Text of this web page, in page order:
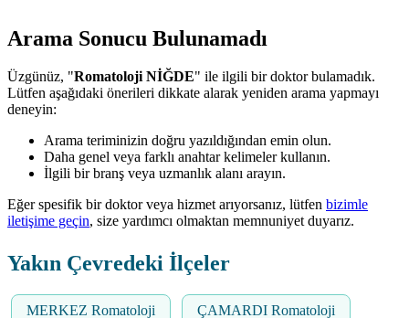
Arama Sonucu Bulunamadı
Üzgünüz, "Romatoloji NİĞDE" ile ilgili bir doktor bulamadık.
Lütfen aşağıdaki önerileri dikkate alarak yeniden arama yapmayı
deneyin:
Arama teriminizin doğru yazıldığından emin olun.
Daha genel veya farklı anahtar kelimeler kullanın.
İlgili bir branş veya uzmanlık alanı arayın.
Eğer spesifik bir doktor veya hizmet arıyorsanız, lütfen bizimle
iletişime geçin, size yardımcı olmaktan memnuniyet duyarız.
Yakın Çevredeki İlçeler
MERKEZ Romatoloji ÇAMARDI Romatoloji